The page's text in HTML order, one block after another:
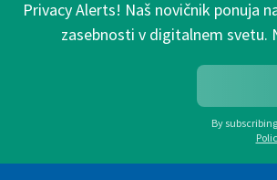
Privacy Alerts! Naš novičnik ponuja
zasebnosti v digitalnem svetu.
By